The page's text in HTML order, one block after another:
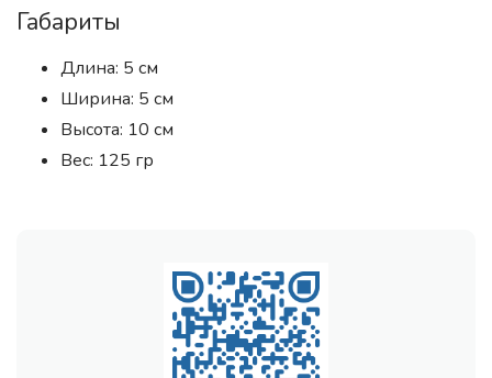
Габариты
Длина: 5 см
Ширина: 5 см
Высота: 10 см
Вес: 125 гр